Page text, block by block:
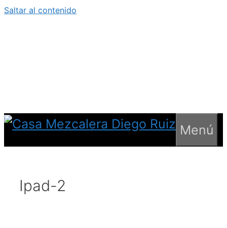
Saltar al contenido
Menú
Ipad-2